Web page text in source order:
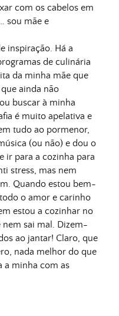
com os cabelos em
sou mãe e
inspiração. Há a
de culinária
da minha mãe que
ainda não
buscar à minha
é muito apelativa e
tudo ao pormenor,
(ou não) e dou o
ir para a cozinha para
stress, mas nem
Quando estou bem-
o amor e carinho
estou a cozinhar no
nem sai mal. Dizem-
ao jantar! Claro, que
nada melhor do que
a minha com as